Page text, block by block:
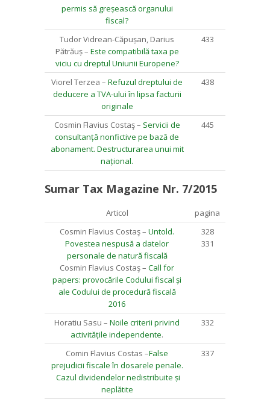
permis să greșească organului
fiscal?
Tudor Vidrean-Căpușan, Darius
Pătrăuș – Este compatibilă taxa pe
viciu cu dreptul Uniunii Europene?
433
Viorel Terzea – Refuzul dreptului de
deducere a TVA-ului în lipsa facturii
originale
438
Cosmin Flavius Costaş – Servicii de
consultanță nonfictive pe bază de
abonament. Destructurarea unui mit
național.
445
Sumar Tax Magazine Nr. 7/2015
Articol
pagina
Cosmin Flavius Costaş – Untold.
Povestea nespusă a datelor
personale de natură fiscală
Cosmin Flavius Costaş – Call for
papers: provocările Codului fiscal și
ale Codului de procedură fiscală
2016
328
331
Horatiu Sasu – Noile criterii privind
activitățile independente.
332
Comin Flavius Costas –False
prejudicii fiscale în dosarele penale.
Cazul dividendelor nedistribuite și
neplătite
337